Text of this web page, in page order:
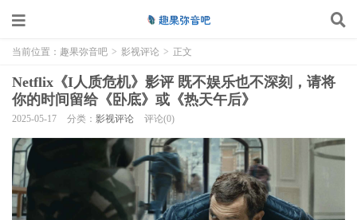
当前位置： 趣果弥音吧 > 影视评论 > 正文
Netflix《I人质危机》影评 既不娱乐也不深刻，请将
你的时间留给《卧底》或《热天午后》
2025-05-17 分类： 影视评论 评论(0)